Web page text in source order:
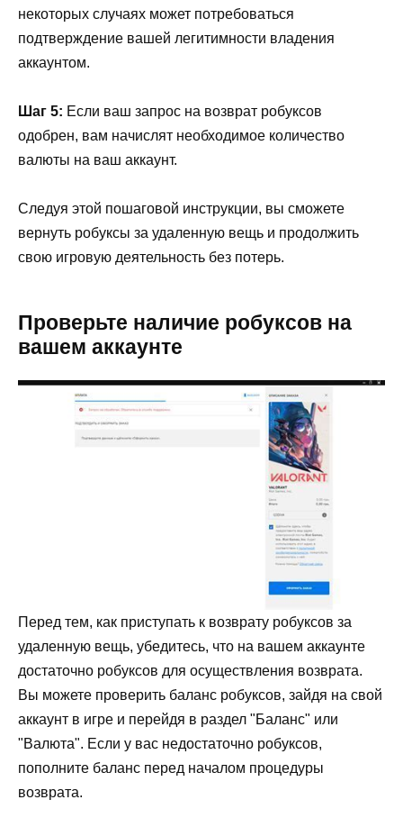
некоторых случаях может потребоваться
подтверждение вашей легитимности владения
аккаунтом.
Шаг 5: Если ваш запрос на возврат робуксов
одобрен, вам начислят необходимое количество
валюты на ваш аккаунт.
Следуя этой пошаговой инструкции, вы сможете
вернуть робуксы за удаленную вещь и продолжить
свою игровую деятельность без потерь.
Проверьте наличие робуксов на
вашем аккаунте
Перед тем, как приступать к возврату робуксов за
удаленную вещь, убедитесь, что на вашем аккаунте
достаточно робуксов для осуществления возврата.
Вы можете проверить баланс робуксов, зайдя на свой
аккаунт в игре и перейдя в раздел "Баланс" или
"Валюта". Если у вас недостаточно робуксов,
пополните баланс перед началом процедуры
возврата.